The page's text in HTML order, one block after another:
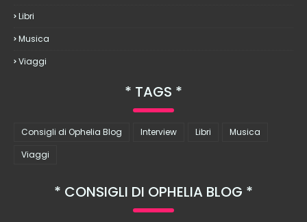
Libri
Musica
Viaggi
TAGS
Consigli di Ophelia Blog Interview Libri
Musica
Viaggi
CONSIGLI DI OPHELIA BLOG